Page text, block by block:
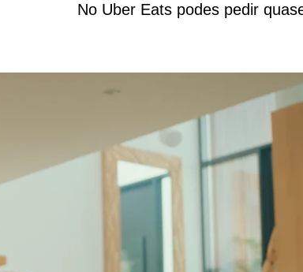
No Uber Eats podes pedir